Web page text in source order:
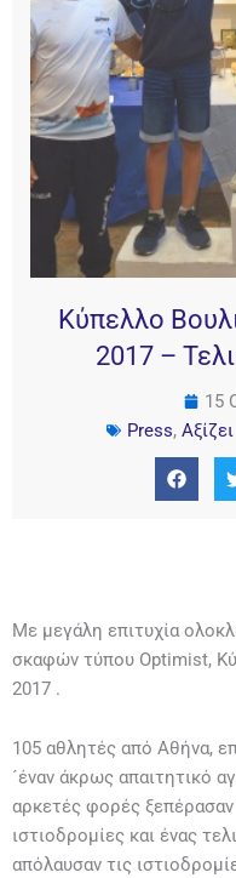
Κύπελλο
2017 –
15
Press,
Με μεγάλη επιτυχία
σκαφών τύπου Optimist,
2017 .
105 αθλητές από Αθήνα,
´έναν άκρως απαιτητικό
αρκετές φορές
ιστιοδρομίες και ένας
απόλαυσαν τις